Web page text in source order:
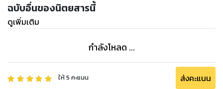
ฉบับอื่นของนิตยสารนี้
ดูเพิ่มเติม
กำลังโหลด ...
ให้5 คะแนน ส่งคะแนน